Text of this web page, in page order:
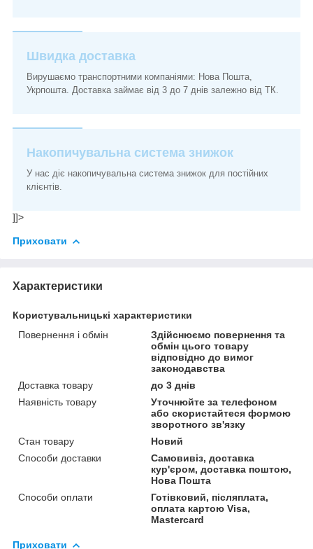
Швидка доставка
Вирушаємо транспортними компаніями: Нова Пошта,
Укрпошта. Доставка займає від 3 до 7 днів залежно від ТК.
Накопичувальна система знижок
У нас діє накопичувальна система знижок для постійних
клієнтів.
]]>
Приховати
Характеристики
Користувальницькі характеристики
Повернення і обмін
Здійснюємо повернення та
обмін цього товару
відповідно до вимог
законодавства
Доставка товару
до 3 днів
Наявність товару
Уточнюйте за телефоном
або скористайтеся формою
зворотного зв'язку
Стан товару
Новий
Способи доставки
Самовивіз, доставка
кур'єром, доставка поштою,
Нова Пошта
Способи оплати
Готівковий, післяплата,
оплата картою Visa,
Mastercard
Приховати